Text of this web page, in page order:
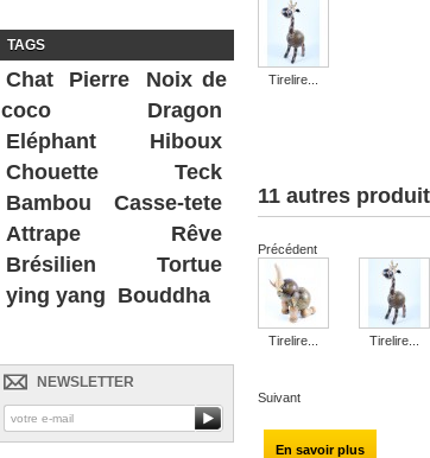
TAGS
Chat Pierre
Noix de
coco
Dragon
Eléphant
Hiboux
Chouette
Teck
Bambou
Casse-tete
Attrape Rêve
Brésilien
Tortue
ying yang Bouddha
NEWSLETTER
Tirelire...
11 autres
Précédent
Tirelire... Tirelire...
Suivant
En savoir plus